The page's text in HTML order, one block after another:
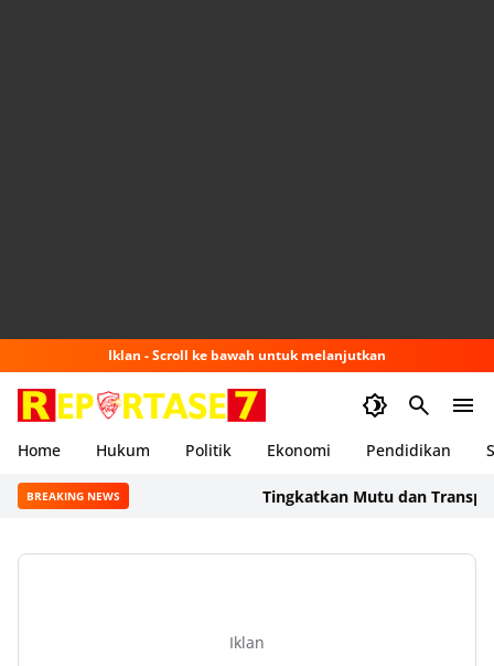
Iklan - Scroll ke bawah untuk melanjutkan
Home Hukum Politik Ekonomi Pendidikan
BREAKING NEWS Tingkatkan Mutu dan Transparansi
Iklan